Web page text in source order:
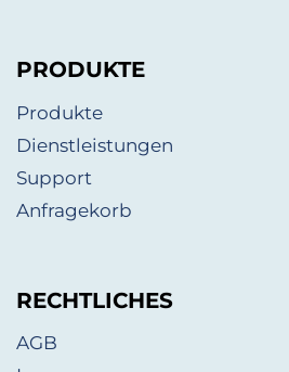
PRODUKTE
Produkte
Dienstleistungen
Support
Anfragekorb
RECHTLICHES
AGB